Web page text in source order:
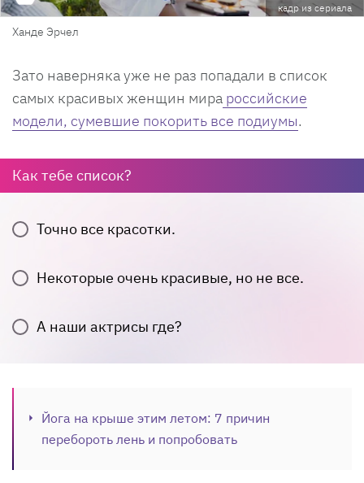
кадр из сериала
Ханде Эрчел
Зато наверняка уже не раз попадали в список
самых красивых женщин мира российские
модели, сумевшие покорить все подиумы.
Как тебе список?
Точно все красотки.
Некоторые очень красивые, но не все.
А наши актрисы где?
Йога на крыше этим летом: 7 причин
перебороть лень и попробовать